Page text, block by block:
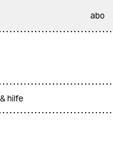
abo
hilfe